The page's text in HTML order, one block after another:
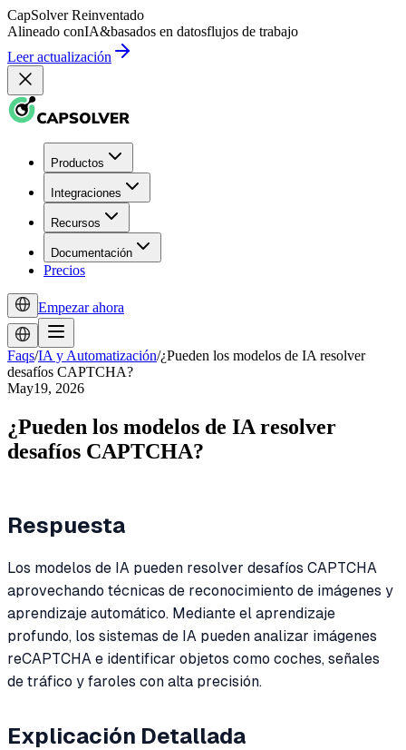
CapSolver Reinventado
Alineado conIA&basados en datosflujos de trabajo
Leer actualización
Productos
Integraciones
Recursos
Documentación
Precios
Empezar ahora
Faqs/IA y Automatización/¿Pueden los modelos de IA resolver
desafíos CAPTCHA?
May19, 2026
¿Pueden los modelos de IA resolver
desafíos CAPTCHA?
Respuesta
Los modelos de IA pueden resolver desafíos CAPTCHA
aprovechando técnicas de reconocimiento de imágenes y
aprendizaje automático. Mediante el aprendizaje
profundo, los sistemas de IA pueden analizar imágenes
reCAPTCHA e identificar objetos como coches, señales
de tráfico y faroles con alta precisión.
Explicación Detallada